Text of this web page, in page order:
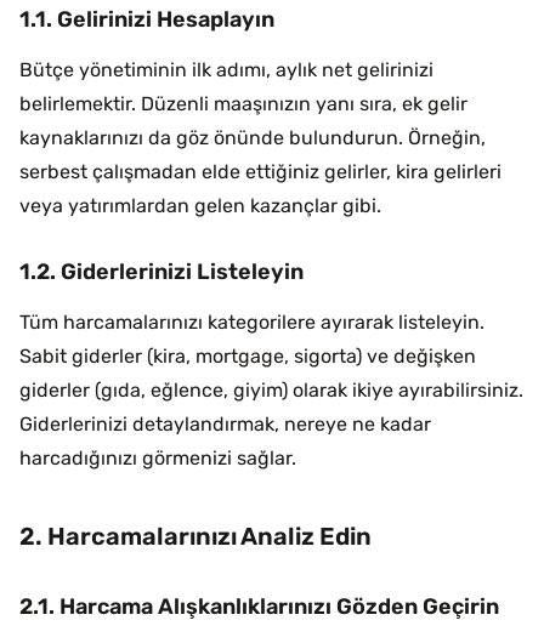
1.1. Gelirinizi Hesaplayın
Bütçe yönetiminin ilk adımı, aylık net gelirinizi
belirlemektir. Düzenli maaşınızın yanı sıra, ek gelir
kaynaklarınızı da göz önünde bulundurun. Örneğin,
serbest çalışmadan elde ettiğiniz gelirler, kira gelirleri
veya yatırımlardan gelen kazançlar gibi.
1.2. Giderlerinizi Listeleyin
Tüm harcamalarınızı kategorilere ayırarak listeleyin.
Sabit giderler (kira, mortgage, sigorta) ve değişken
giderler (gıda, eğlence, giyim) olarak ikiye ayırabilirsiniz.
Giderlerinizi detaylandırmak, nereye ne kadar
harcadığınızı görmenizi sağlar.
2. Harcamalarınızı Analiz Edin
2.1. Harcama Alışkanlıklarınızı Gözden Geçirin